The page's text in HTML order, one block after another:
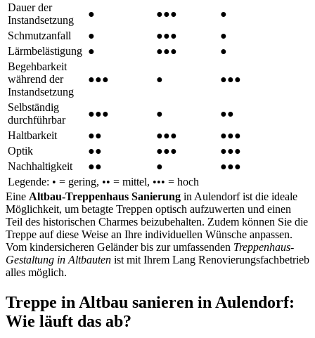
Dauer der
Instandsetzung
● ●●●
●
Schmutzanfall
● ●●●
●
Lärmbelästigung ● ●●●
●
Begehbarkeit
während der
Instandsetzung
●●● ● ●●●
Selbständig
durchführbar
●●● ●
●●
Haltbarkeit
●● ●●●
●●●
Optik
●● ●●●
●●●
Nachhaltigkeit
●● ●
●●●
Legende: • = gering, •• = mittel, ••• = hoch
Eine Altbau-Treppenhaus Sanierung in Aulendorf ist die ideale
Möglichkeit, um betagte Treppen optisch aufzuwerten und einen
Teil des historischen Charmes beizubehalten. Zudem können Sie die
Treppe auf diese Weise an Ihre individuellen Wünsche anpassen.
Vom kindersicheren Geländer bis zur umfassenden Treppenhaus-
Gestaltung in Altbauten ist mit Ihrem Lang Renovierungsfachbetrieb
alles möglich.
Treppe in Altbau sanieren in Aulendorf:
Wie läuft das ab?